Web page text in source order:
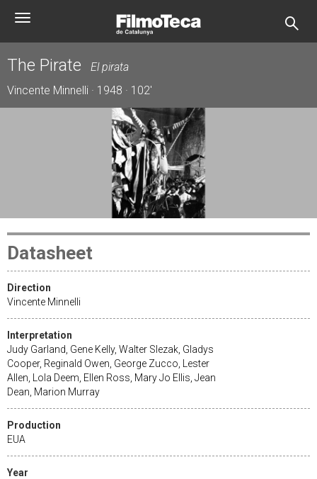
Toggle
The Pirate
El pirata
Vincente Minnelli · 1948 · 102'
Datasheet
Direction
Vincente Minnelli
Interpretation
Judy Garland, Gene Kelly, Walter Slezak, Gladys
Cooper, Reginald Owen, George Zucco, Lester
Allen, Lola Deem, Ellen Ross, Mary Jo Ellis, Jean
Dean, Marion Murray
Production
EUA
Year